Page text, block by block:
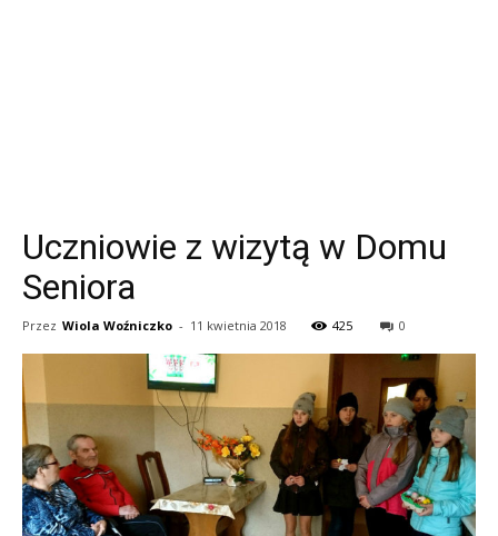
Uczniowie z wizytą w Domu
Seniora
Przez Wiola Woźniczko - 11 kwietnia 2018 425 0